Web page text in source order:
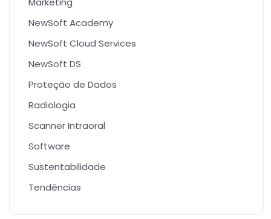
NewSoft Academy
NewSoft Cloud Services
NewSoft DS
Proteção de Dados
Radiologia
Scanner Intraoral
Software
Sustentabilidade
Tendências